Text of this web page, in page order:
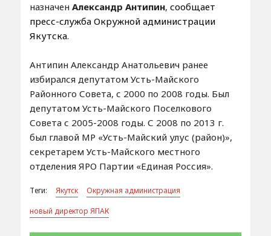
назначен Александр Антипин, сообщает
пресс-служба Окружной администрации
Якутска.
Антипин Александр Анатольевич ранее
избирался депутатом Усть-Майского
Районного Совета, с 2000 по 2008 годы. Был
депутатом Усть-Майского Поселкового
Совета с 2005-2008 годы. С 2008 по 2013 г.
был главой МР «Усть-Майский улус (район)»,
секретарем Усть-Майского местного
отделения ЯРО Партии «Единая Россия».
Теги: Якутск
Окружная администрация
новый директор ЯПАК